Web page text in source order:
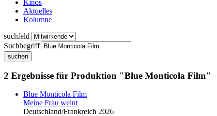
Kinos
Aktuelles
Kolumne
suchfeld
Suchbegriff
suchen
2 Ergebnisse für Produktion "Blue Monticola Film"
Blue Monticola Film
Meine Frau weint
Deutschland/Frankreich 2026